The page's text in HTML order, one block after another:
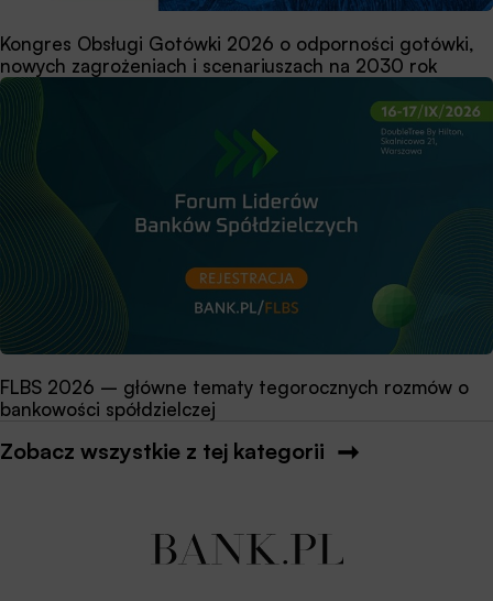
Kongres Obsługi Gotówki 2026 o odporności gotówki,
nowych zagrożeniach i scenariuszach na 2030 rok
FLBS 2026 – główne tematy tegorocznych rozmów o
bankowości spółdzielczej
Zobacz wszystkie z tej kategorii